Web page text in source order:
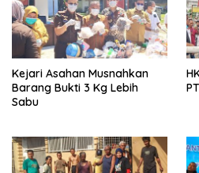
Kejari Asahan Musnahkan
Barang Bukti 3 Kg Lebih
Sabu